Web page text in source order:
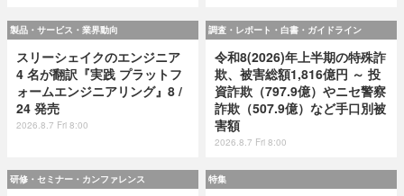
製品・サービス・業界動向
スリーシェイクのエンジニア
4 名が翻訳『実践 プラットフ
ォームエンジニアリング』8 /
24 発売
2026.8.7 Fri 8:00
調査・レポート・白書・ガイドライン
令和8(2026)年上半期の特殊詐
欺、被害総額1,816億円 ～ 投
資詐欺（797.9億）やニセ警察
詐欺（507.9億）など手口別被
害額
2026.8.7 Fri 8:00
研修・セミナー・カンファレンス 特集